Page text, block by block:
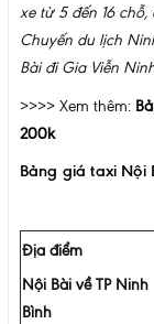
xe từ 5 đến 16
Chuyến du lịch
Bài đi Gia Viễn
>>>> Xem thêm:
200k
Bảng giá taxi Nội
Địa điểm
Nội Bài về TP Ninh
Bình